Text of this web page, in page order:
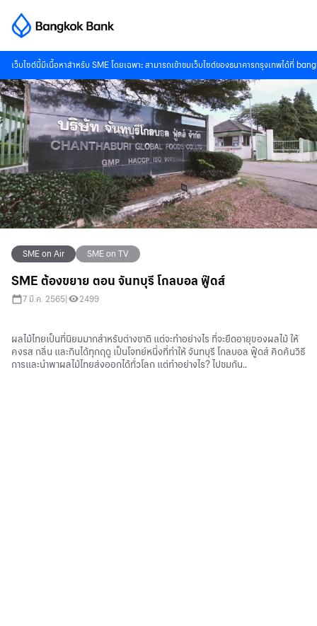
เว็บไซต์นี้มีเนื้อหาสำหรับ SME โดยเฉพาะ สามารถเข้าชมเว็บไซต์ของธนาคารกรุงเทพได้ที่
SME on Air SME on TV
SME ต้องขยาย ตอน จันทบุรี โกลบอล ฟู๊ดส์
7 มี.ค. 2565 2499
ผลไม้ไทยเป็นที่นิยมมากสําหรับต่างชาติ แต่จะทําอย่างไร ที่จะยืดอายุของผลไม้ ให้
คงรส กลิ่น และกินได้ทุกฤดู เป็นโจทย์หนึ่งที่ทําให้ จันทบุรี โกลบอล ฟู๊ดส์ คิดค้นวิธี
การและนําพาผลไม้ไทยส่งออกได้ทั่วโลก แต่ทําอย่างไร? ไปชมกัน..